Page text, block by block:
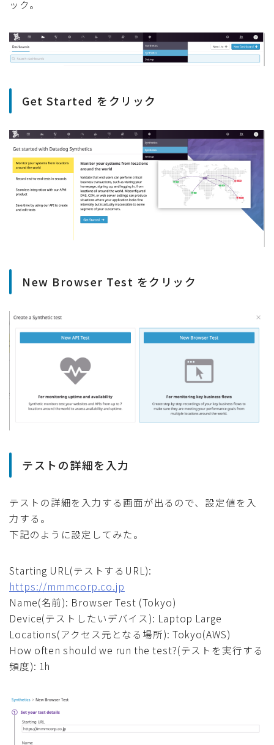
ック。
Get Started をクリック
New Browser Test をクリック
テストの詳細を入力
テストの詳細を入力する画面が出るので、設定値を入
力する。
下記のように設定してみた。
Starting URL(テストするURL):
https://mmmcorp.co.jp
Name(名前): Browser Test (Tokyo)
Device(テストしたいデバイス): Laptop Large
Locations(アクセス元となる場所): Tokyo(AWS)
How often should we run the test?(テストを実行する
頻度): 1h